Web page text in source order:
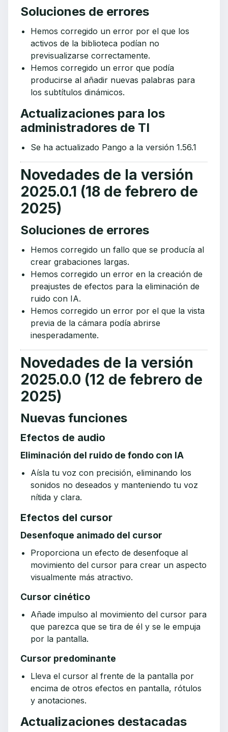
Soluciones de errores
Hemos corregido un error por el que los
activos de la biblioteca podían no
previsualizarse correctamente.
Hemos corregido un error que podía
producirse al añadir nuevas palabras para
los subtítulos dinámicos.
Actualizaciones para los
administradores de TI
Se ha actualizado Pango a la versión 1.56.1
Novedades de la versión
2025.0.1 (18 de febrero de
2025)
Soluciones de errores
Hemos corregido un fallo que se producía al
crear grabaciones largas.
Hemos corregido un error en la creación de
preajustes de efectos para la eliminación de
ruido con IA.
Hemos corregido un error por el que la vista
previa de la cámara podía abrirse
inesperadamente.
Novedades de la versión
2025.0.0 (12 de febrero de
2025)
Nuevas funciones
Efectos de audio
Eliminación del ruido de fondo con IA
Aísla tu voz con precisión, eliminando los
sonidos no deseados y manteniendo tu voz
nítida y clara.
Efectos del cursor
Desenfoque animado del cursor
Proporciona un efecto de desenfoque al
movimiento del cursor para crear un aspecto
visualmente más atractivo.
Cursor cinético
Añade impulso al movimiento del cursor para
que parezca que se tira de él y se le empuja
por la pantalla.
Cursor predominante
Lleva el cursor al frente de la pantalla por
encima de otros efectos en pantalla, rótulos
y anotaciones.
Actualizaciones destacadas